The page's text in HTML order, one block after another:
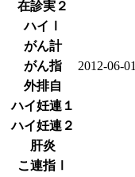
在診実２
ハイⅠ
がん計
がん指
2012-06-01
外排自
ハイ妊連１
ハイ妊連２
肝炎
こ連指Ⅰ